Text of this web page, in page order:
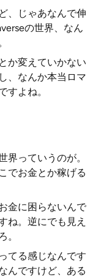
、じゃあなんで伸
の世界、なん
か変えていかない
、なんか本当ロマ
すよね。
界っていうのが。
でお金とか稼げる
金に困らないんで
ね。逆にでも見え
。
てる感じなんです
んですけど、ある